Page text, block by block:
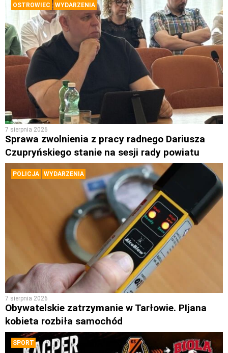
OSTROWIEC WYDARZENIA
7 sierpnia 2026
Sprawa zwolnienia z pracy radnego Dariusza
Czupryńskiego stanie na sesji rady powiatu
POLICJA WYDARZENIA
7 sierpnia 2026
Obywatelskie zatrzymanie w Tarłowie. PIjana
kobieta rozbiła samochód
SPORT